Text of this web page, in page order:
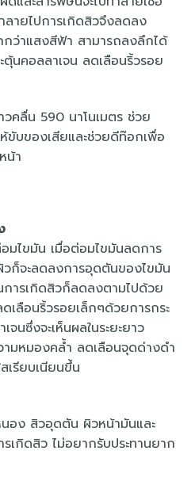
ลายไปการเกิดสิวจึงลดลง
กว่าแสงสีฟ้า สามารถลงลึกได้
นคอลลาเจน ลดเลือนริ้วรอย
คลื่น 590 นาโนเมตร ช่วย
ขับของเสียและช่วยดีท๊อกเพื่อ
น้า
มไขมัน เมื่อต่อมไขมันลดการ
ก็จะลดลงการอุดตันของไขมัน
ารเกิดสิวก็ลดลงตามไปด้วย
เลือนริ้วรอยเล็กๆด้วยการกระ
นซึ่งจะเห็นผลในระยะยาว
มหมองคล้ำ ลดเลือนจุดด่างดำ
เรียบเนียนขึ้น
อง สิวอุดตัน ผิวหน้ามันและ
เกิดสิว ไม่อยากรับประทานยาก